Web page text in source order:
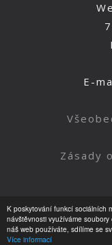
K poskytování funkcí sociálních
návštěvnosti využíváme
náš web používáte, sdílíme se
Více informací
E-
Zásady